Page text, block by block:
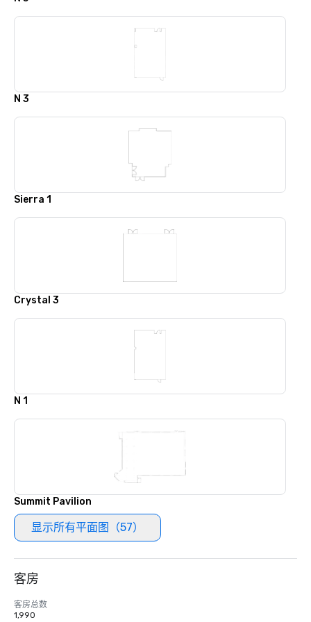
N 3
Sierra 1
Crystal 3
N 1
Summit Pavilion
显示所有平面图（57）
客房
客房总数
1,990